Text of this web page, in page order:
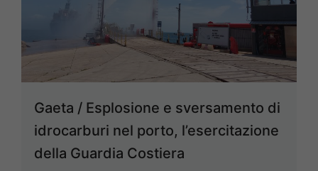
Gaeta / Esplosione e sversamento di
idrocarburi nel porto, l’esercitazione
della Guardia Costiera